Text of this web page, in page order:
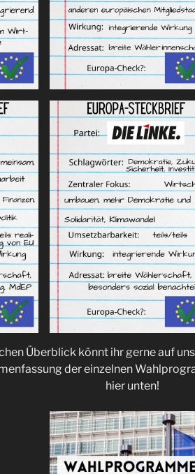
Überblick könnt ihr gerne auf
der einzelnen
hier unten!